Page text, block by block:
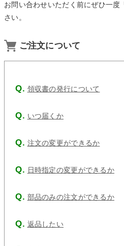
お問い合わせいただく前にぜひ一度
さい。
ご注文について
領収書の発行について
いつ届くか
注文の変更ができるか
日時指定の変更ができるか
部品のみの注文ができるか
返品したい